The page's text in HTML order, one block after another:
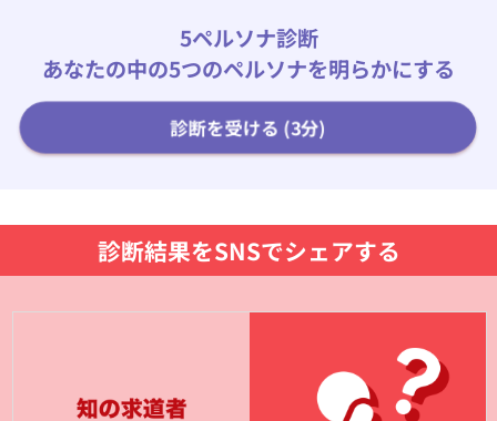
5ペルソナ診断
あなたの中の5つのペルソナを明らかにする
診断を受ける (3分)
診断結果をSNSでシェアする